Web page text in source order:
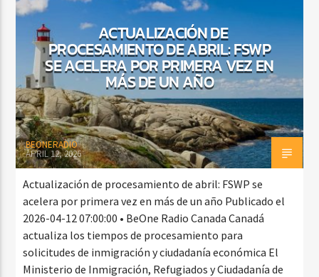
CURRENT SHOW
BALADAS Y VALLENATO
2:00 PM 5:00 PM
Beone Radio
ACTUALIZACIÓN DE
PROCESAMIENTO DE ABRIL: FSWP
SE ACELERA POR PRIMERA VEZ EN
MÁS DE UN AÑO
BEONERADIO
APRIL 12, 2026
Actualización de procesamiento de abril: FSWP se
acelera por primera vez en más de un año Publicado el
2026-04-12 07:00:00 • BeOne Radio Canada Canadá
actualiza los tiempos de procesamiento para
solicitudes de inmigración y ciudadanía económica El
Ministerio de Inmigración, Refugiados y Ciudadanía de